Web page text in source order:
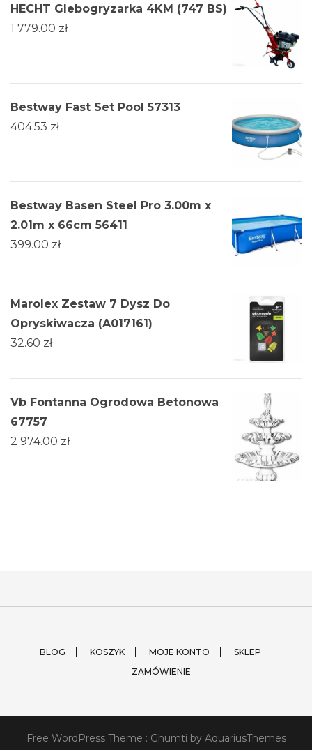
HECHT Glebogryzarka 4KM (747 BS)
1 779.00 zł
Bestway Fast Set Pool 57313
404.53 zł
Bestway Basen Steel Pro 3.00m x
2.01m x 66cm 56411
399.00 zł
Marolex Zestaw 7 Dysz Do
Opryskiwacza (A017161)
32.60 zł
Vb Fontanna Ogrodowa Betonowa
67757
2 974.00 zł
BLOG KOSZYK MOJE KONTO
SKLEP
ZAMÓWIENIE
Free WordPress Theme : Ghumti by AquariusThemes